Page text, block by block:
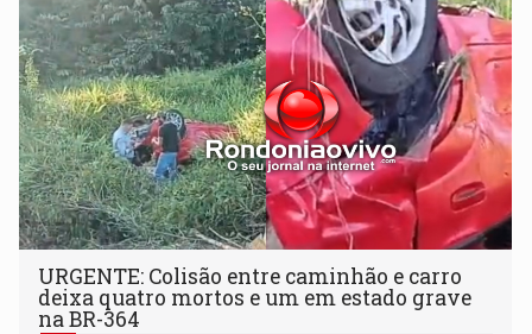
URGENTE: Colisão entre caminhão e carro
deixa quatro mortos e um em estado grave
na BR-364